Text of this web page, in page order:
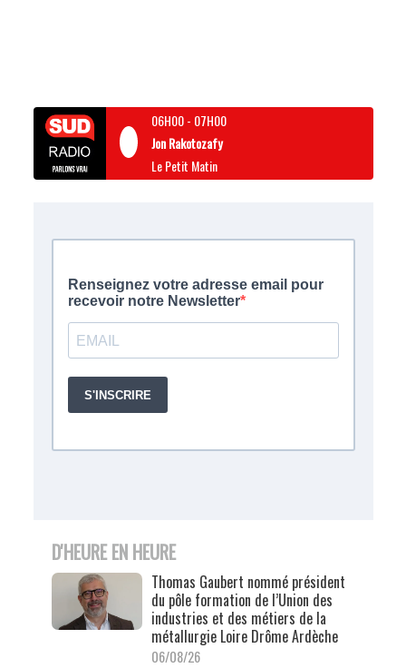
06H00- 07H00
Jon Rakotozafy
Le Petit Matin
D'HEURE EN HEURE
Thomas Gaubert nommé président
du pôle formation de l’Union des
industries et des métiers de la
métallurgie Loire Drôme Ardèche
06/08/26